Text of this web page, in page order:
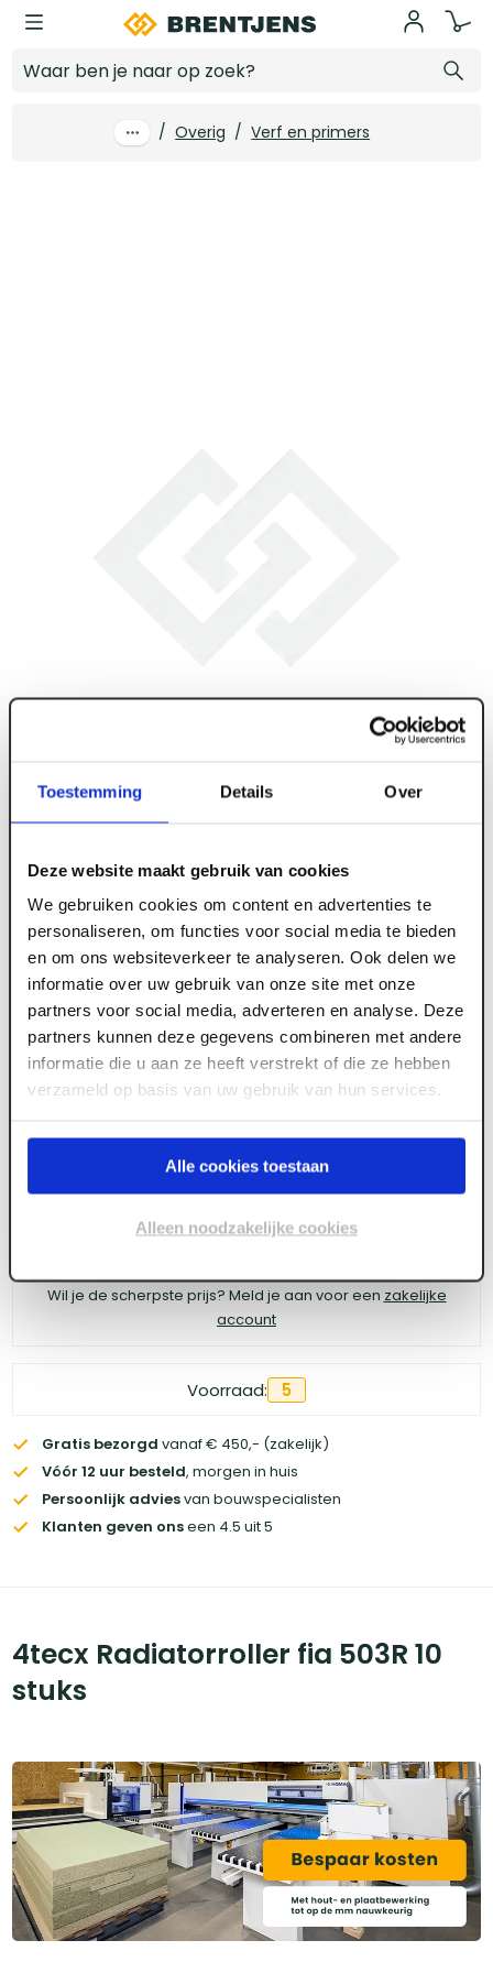
Toestemming Details Over
Deze website maakt gebruik van cookies
We gebruiken cookies om content en advertenties te
personaliseren, om functies voor social media te bieden
en om ons websiteverkeer te analyseren. Ook delen we
informatie over uw gebruik van onze site met onze
partners voor social media, adverteren en analyse. Deze
partners kunnen deze gegevens combineren met andere
informatie die u aan ze heeft verstrekt of die ze hebben
verzameld op basis van uw gebruik van hun services.
Alle cookies toestaan
Alleen noodzakelijke cookies
Ga naar hoofdinhoud
/ Overig / Verf en primers
ART006048
4tecx Radiatorroller fia 503R 10 stuks
Meld je aan of maak een account aan om toegang
Log in voor prijzen
Wil je de scherpste prijs? Meld je aan voor een zakelijke
account
Voorraad: 5
Gratis bezorgd vanaf € 450,- (zakelijk)
Vóór 12 uur besteld, morgen in huis
Persoonlijk adviesvan bouwspecialisten
Klanten geven onseen 4.5 uit 5
4tecx Radiatorroller fia 503R 10
stuks
Log in voor prijzen